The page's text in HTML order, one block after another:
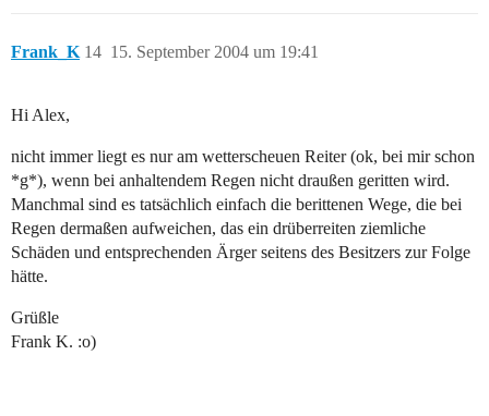
Frank_K 15. September 2004 um 19:41
14
Hi Alex,
nicht immer liegt es nur am wetterscheuen Reiter (ok, bei mir schon
*g*), wenn bei anhaltendem Regen nicht draußen geritten wird.
Manchmal sind es tatsächlich einfach die berittenen Wege, die bei
Regen dermaßen aufweichen, das ein drüberreiten ziemliche
Schäden und entsprechenden Ärger seitens des Besitzers zur Folge
hätte.
Grüßle
Frank K. :o)